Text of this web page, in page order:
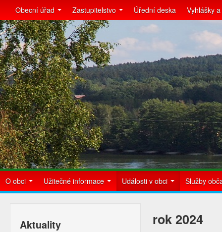
Obecní úřad Zastupitelstvo Úřední deska Vyhlášky
O obci Užitečné informace Události v obci Služby
Aktuality rok 2024